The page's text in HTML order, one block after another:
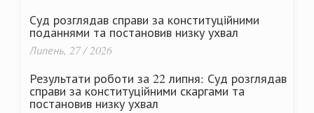
Суд розглядав справи за конституційними
поданнями та постановив низку ухвал
Липень, 27 / 2026
Результати роботи за 22 липня: Суд розглядав
справи за конституційними скаргами та
постановив низку ухвал